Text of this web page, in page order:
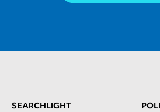
SEARCHLIGHT